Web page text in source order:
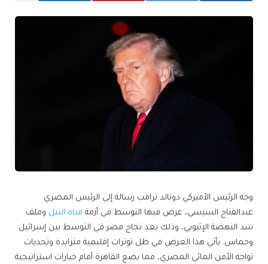
وجه الرئيس الأميركي دونالد ترامب رسالة إلى الرئيس المصري
عبدالفتاح السيسي، عرض فيها التوسط في أزمة مياه النيل وملف
سد النهضة الإثيوبي، وذلك بعد نجاح مصر في التوسط بين إسرائيل
وحماس. يأتي هذا العرض في ظل توترات إقليمية متزايدة وتحديات
تواجه الأمن المائي المصري، مما يضع القاهرة أمام خيارات استراتيجية